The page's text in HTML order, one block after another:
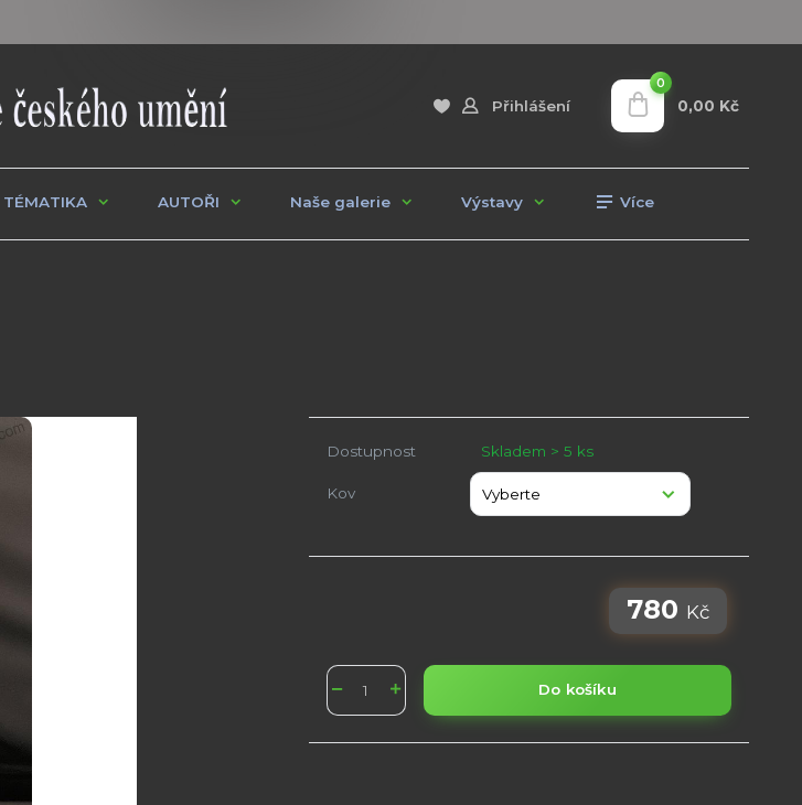
Přihlášení
0
0,00 Kč
TÉMATIKA AUTOŘI Naše galerie Výstavy Více
Dostupnost Skladem > 5 ks
Kov
780 Kč
Do košíku